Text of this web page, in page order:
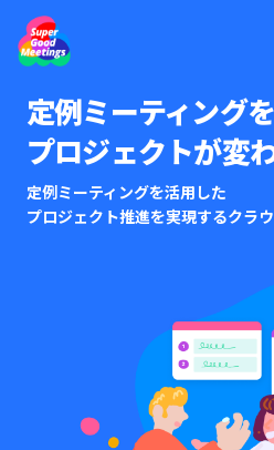
定例ミーティングを
プロジェクトが変わ
定例ミーティングを活用した
プロジェクト推進を実現するクラ